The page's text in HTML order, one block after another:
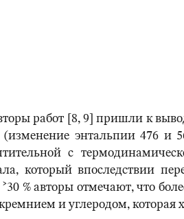
работ [8, 9] пришли к
(изменение энтальпии 476
с
который впоследствии
% авторы отмечают, что
и углеродом, которая